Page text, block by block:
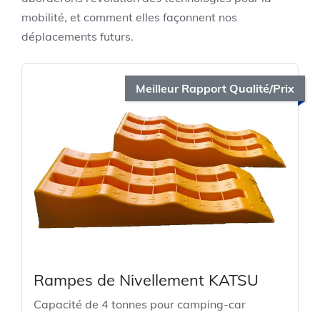
mobilité, et comment elles façonnent nos
déplacements futurs.
Meilleur Rapport Qualité/Prix
Rampes de Nivellement KATSU
Capacité de 4 tonnes pour camping-car